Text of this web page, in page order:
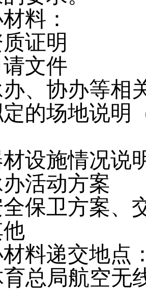
料：
质证明
请文件
办、协办等相
定的场地说
材设施情况说
办活动方案
全保卫方案
他
料递交地点
育总局航空无